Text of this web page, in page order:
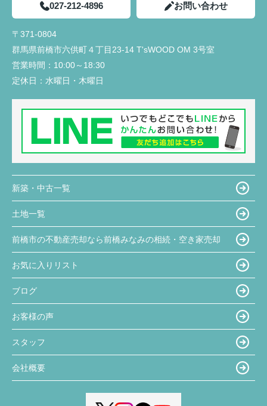
027-212-4896 お問い合わせ
〒371-0804
群馬県前橋市六供町４丁目23‐14 T'sWOOD OM 3号室
営業時間： 10:00～18:30
定休日： 水曜日・木曜日
新築・中古一覧
土地一覧
前橋市の不動産売却なら前橋みなみの相続・空き家売却
お気に入りリスト
ブログ
お客様の声
スタッフ
会社概要